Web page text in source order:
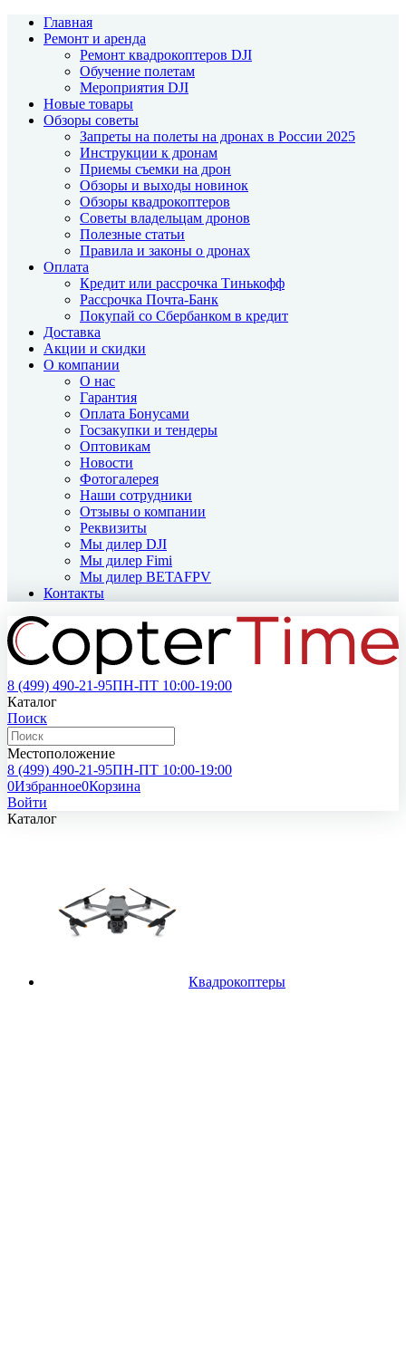
Главная
Ремонт и аренда
Ремонт квадрокоптеров DJI
Обучение полетам
Мероприятия DJI
Новые товары
Обзоры советы
Запреты на полеты на дронах в России 2025
Инструкции к дронам
Приемы съемки на дрон
Обзоры и выходы новинок
Обзоры квадрокоптеров
Советы владельцам дронов
Полезные статьи
Правила и законы о дронах
Оплата
Кредит или рассрочка Тинькофф
Рассрочка Почта-Банк
Покупай со Сбербанком в кредит
Доставка
Акции и скидки
О компании
О нас
Гарантия
Оплата Бонусами
Госзакупки и тендеры
Оптовикам
Новости
Фотогалерея
Наши сотрудники
Отзывы о компании
Реквизиты
Мы дилер DJI
Мы дилер Fimi
Мы дилер BETAFPV
Контакты
8 (499) 490-21-95ПН-ПТ 10:00-19:00
Каталог
Поиск
Местоположение
8 (499) 490-21-95ПН-ПТ 10:00-19:00
0Избранное0Корзина
Войти
Каталог
Квадрокоптеры